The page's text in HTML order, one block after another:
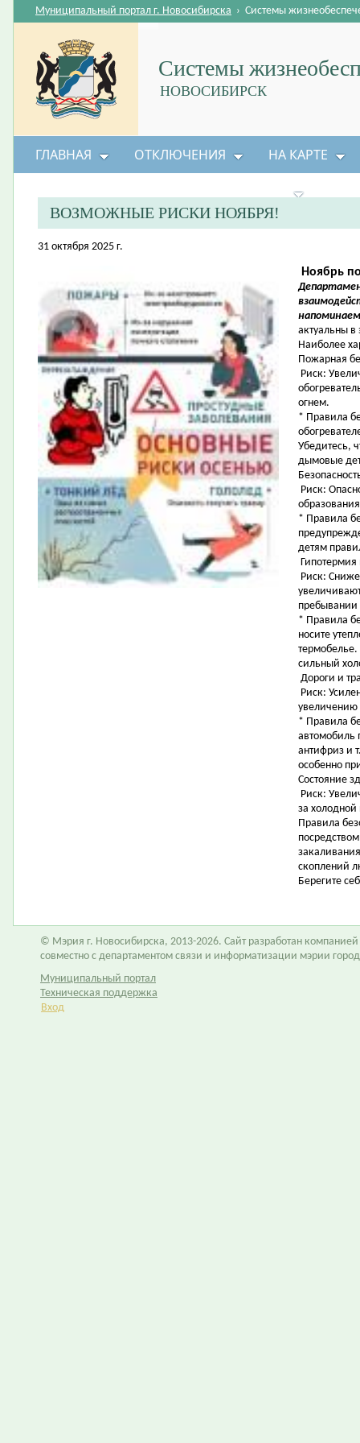
Системы
НОВОСИБИРСК
Муниципальный портал г. Новосибирска › Системы
ГЛАВНАЯ ОТКЛЮЧЕНИЯ НА КАРТЕ
ВОЗМОЖНЫЕ РИСКИ НОЯБРЯ!
31 октября 2025 г.
Ноябрь
напоминаем
актуальны в
Наиболее
Пожарная
Риск:
огнем.
* Правила
Убедитесь,
дымовые
Риск:
* Правила
детям
Риск:
пребывании
* Правила
носите
термобелье.
сильный
Дороги и
Риск:
* Правила
автомобиль
антифриз и
особенно
Состояние
Риск:
за
Правила
скоплений
Берегите
© Мэрия г. Новосибирска, 2013-2026. Сайт разработан компанией
совместно с департаментом связи и информатизации мэрии
Муниципальный портал
Техническая поддержка
Вход